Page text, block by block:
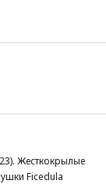
Жесткокрылые
Ficedula